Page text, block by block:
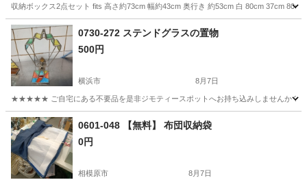
収納ボックス2点セット fits 高さ約73cm 幅約43cm 奥行き 約53cm 白 80cm 37cm
神奈川 横浜市 収納家具
0730-272 ステンドグラスの置物
500円
横浜市 8月7日
★★★★★ ご自宅にある不要品を是非ジモティースポットへお持ち込みしませんか？
神奈川 横浜市 インテリア雑貨/小物 置物
0601-048 【無料】 布団収納袋
0円
相模原市 8月7日